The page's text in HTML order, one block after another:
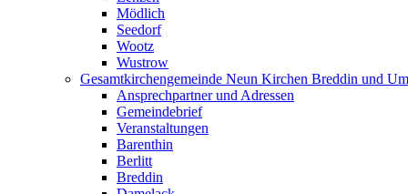
Mödlich
Seedorf
Wootz
Wustrow
Gesamtkirchengemeinde Neun Kirchen Breddin und
Ansprechpartner und Adressen
Gemeindebrief
Veranstaltungen
Barenthin
Berlitt
Breddin